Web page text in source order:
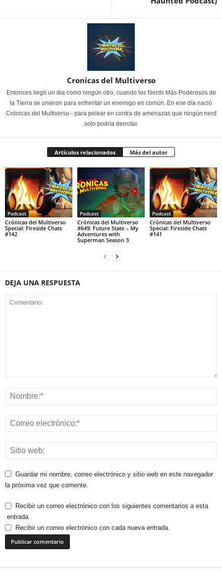
Cronicas del Multiverso
Entonces llegó un dia como ningún otro, cuando los Nerds Más Poderosos de
la Tierra se unieron para enfrentar un enemigo en común. En ese día nació
Crónicas del Multiverso - para pelear en contra de amenazas que ningún nerd
solo podría derrotar.
Artículos relacionados Más del autor
Podcast
Crónicas del Multiverso
Special: Fireside Chats
#142
Podcast
Crónicas del Multiverso
#649: Future State – My
Adventures with
Superman Season 3
Podcast
Crónicas del Multiverso
Special: Fireside Chats
#141
DEJA UNA RESPUESTA
Guardar mi nombre, correo electrónico y sitio web en este navegador
la próxima vez que comente.
Recibir un correo electrónico con los siguientes comentarios a esta
entrada.
Recibir un correo electrónico con cada nueva entrada.